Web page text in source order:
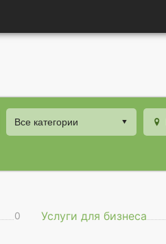
Все категории
0 Услуги для бизнеса